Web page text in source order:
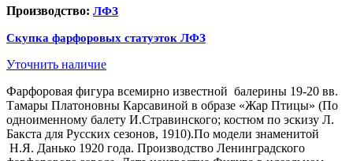
Производство: ЛФЗ
Скупка фарфоровых статуэток ЛФЗ
Уточнить наличие
Фарфоровая фигура всемирно известной балерины 19-20 вв.
Тамары Платоновны Карсавиной в образе «Жар Птицы» (По
одноименному балету И.Стравинского; костюм по эскизу Л.
Бакста для Русских сезонов, 1910).По модели знаменитой
Н.Я. Данько 1920 года. Производство Ленинградского